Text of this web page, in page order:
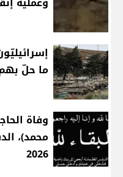
ما حلّ
وفاة
2026